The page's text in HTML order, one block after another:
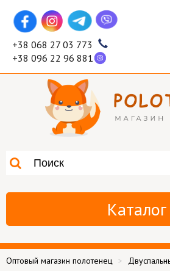
+38 068 27 03 773
+38 096 22 96 881
Каталог
Оптовый магазин полотенец